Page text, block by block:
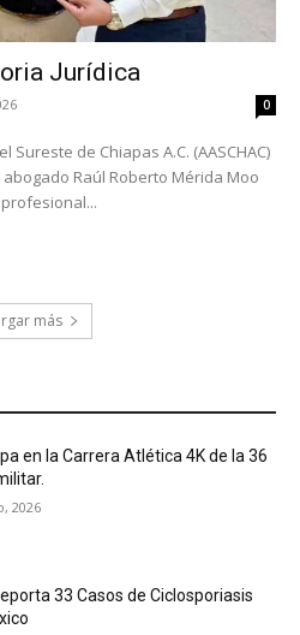
Jurídica
0
Sureste de Chiapas A.C. (AASCHAC)
Raúl Roberto Mérida Moo
más
en la Carrera Atlética 4K de la 36
2026
33 Casos de Ciclosporiasis